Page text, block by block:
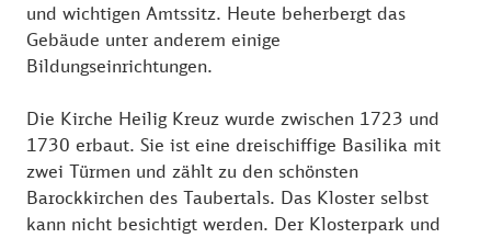
und wichtigen Amtssitz. Heute beherbergt das
Gebäude unter anderem einige
Bildungseinrichtungen.
Die Kirche Heilig Kreuz wurde zwischen 1723 und
1730 erbaut. Sie ist eine dreischiffige Basilika mit
zwei Türmen und zählt zu den schönsten
Barockkirchen des Taubertals. Das Kloster selbst
kann nicht besichtigt werden. Der Klosterpark und